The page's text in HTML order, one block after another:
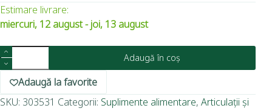
Estimare livrare:
miercuri, 12 august - joi, 13 august
Adaugă în coș
Adaugă la favorite
SKU: 303531 Categorii: Suplimente alimentare, Articulații și